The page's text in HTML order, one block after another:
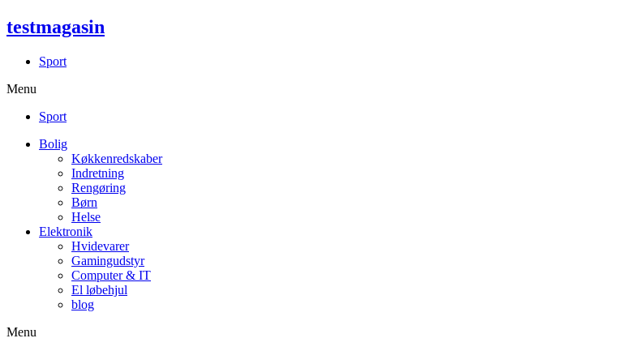
testmagasin
Sport
Menu
Sport
Bolig
Køkkenredskaber
Indretning
Rengøring
Børn
Helse
Elektronik
Hvidevarer
Gamingudstyr
Computer & IT
El løbehjul
blog
Menu